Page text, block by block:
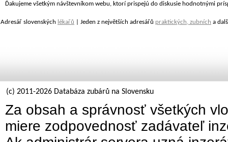
Ďakujeme všetkým návštevníkom webu, ktorí prispejú do diskusie hodnotnými
Adresář slovenských lékařů | Jeden z největších adresářů praktických, zubních a
(c) 2011-2026 Databáza zubárů na Slovensku
Za obsah a správnosť všetkých
miere zodpovednosť zadávateľ